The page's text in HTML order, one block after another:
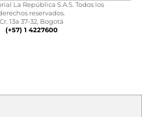
La República S.A.S. Todos los
reservados.
Cr. 13a 37-32, Bogotá
(+57) 1 4227600